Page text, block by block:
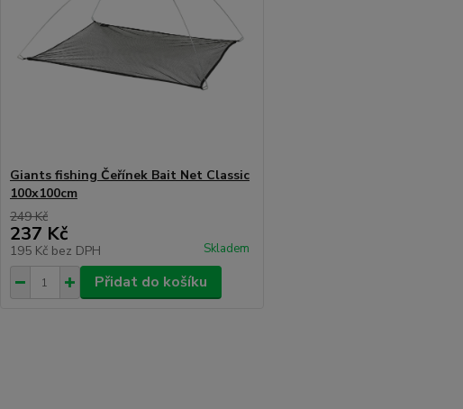
Giants fishing Čeřínek Bait Net Classic
100x100cm
249 Kč
237 Kč
195 Kč bez DPH Skladem
Přidat do košíku